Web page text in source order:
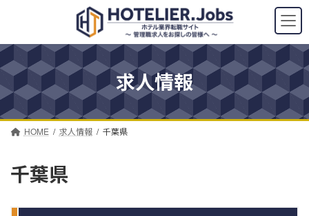
ン
ツ
へ
ス
キ
ッ
ー
シ
ョ
ン
に
移
求人情報
HOME 求人情報 千葉県
千葉県